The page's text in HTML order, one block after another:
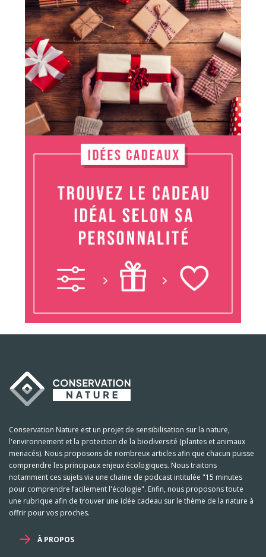
Conservation Nature est un projet de sensibilisation sur la nature,
l'environnement et la protection de la biodiversité (plantes et animaux
menacés). Nous proposons de nombreux articles afin que chacun puisse
comprendre les principaux enjeux écologiques. Nous traitons
notamment ces sujets via une chaine de podcast intitulée "15 minutes
pour comprendre facilement l'écologie". Enfin, nous proposons toute
une rubrique afin de trouver une idée cadeau sur le thème de la nature à
offrir pour vos proches.
À PROPOS